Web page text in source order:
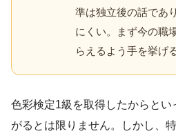
準は独立後の話であ
にくい。まず今の職
らえるよう手を挙げ
色彩検定1級を取得したからとい
がるとは限りません。しかし、